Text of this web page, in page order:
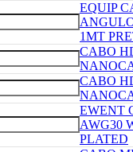
EQUIP
1MT
CABO
CABO
EWENT
AWG30
PLATED